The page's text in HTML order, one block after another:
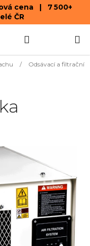
cena | 7 500+
ČR
KOŠÍK
/
Odsávací a filtrační